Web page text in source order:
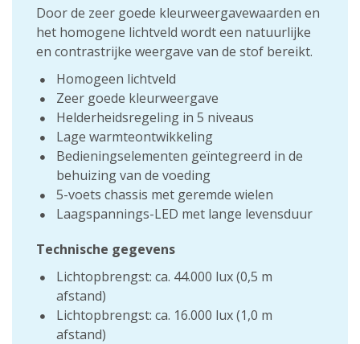
Door de zeer goede kleurweergavewaarden en
het homogene lichtveld wordt een natuurlijke
en contrastrijke weergave van de stof bereikt.
Homogeen lichtveld
Zeer goede kleurweergave
Helderheidsregeling in 5 niveaus
Lage warmteontwikkeling
Bedieningselementen geïntegreerd in de
behuizing van de voeding
5-voets chassis met geremde wielen
Laagspannings-LED met lange levensduur
Technische gegevens
Lichtopbrengst: ca. 44.000 lux (0,5 m
afstand)
Lichtopbrengst: ca. 16.000 lux (1,0 m
afstand)